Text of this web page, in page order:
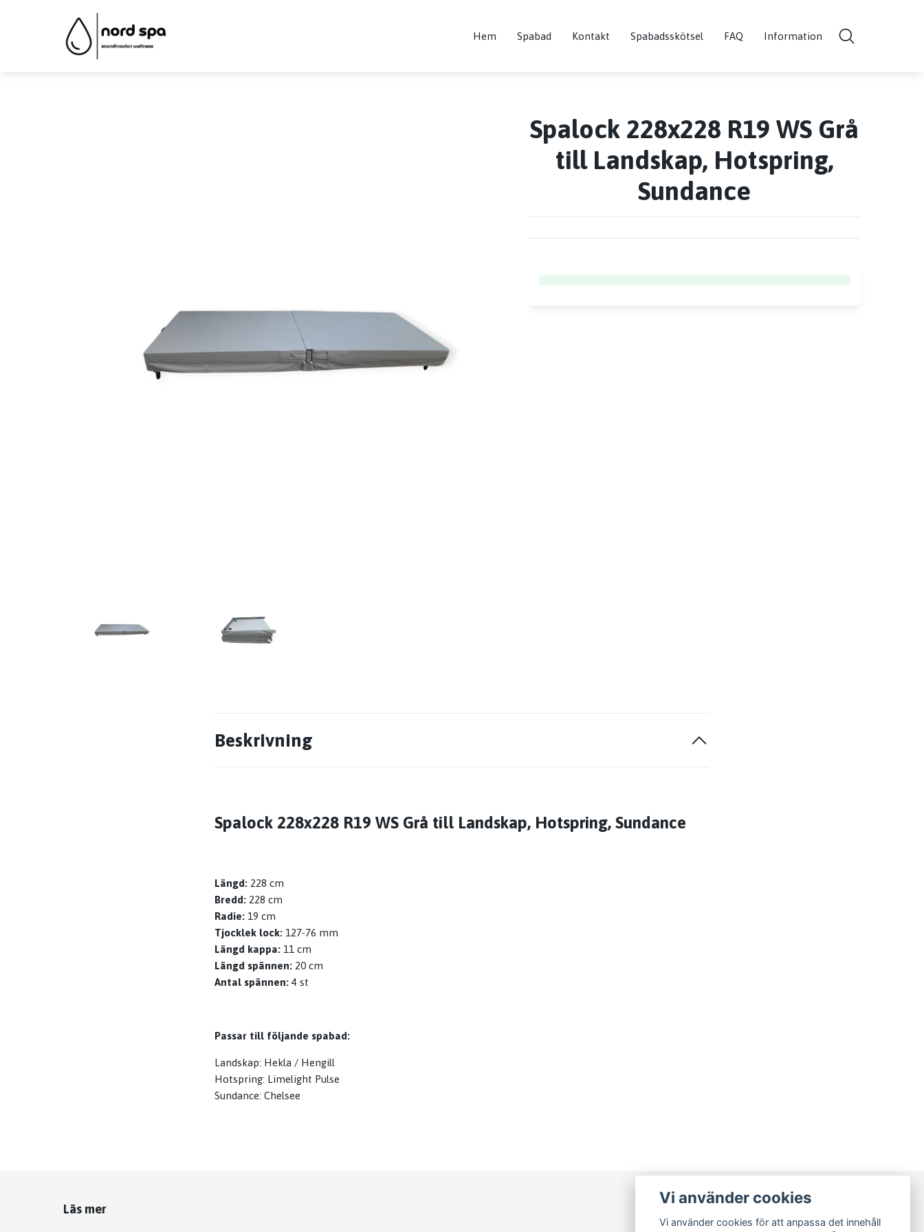
Hem Spabad Kontakt Spabadsskötsel FAQ Information
Spalock 228x228 R19 WS Grå
till Landskap, Hotspring,
Sundance
Beskrivning
Spalock 228x228 R19 WS Grå till Landskap, Hotspring, Sundance
Längd: 228 cm
Bredd: 228 cm
Radie: 19 cm
Tjocklek lock: 127-76 mm
Längd kappa: 11 cm
Längd spännen: 20 cm
Antal spännen:4 st
Passar till följande spabad:
Landskap: Hekla / Hengill
Hotspring: Limelight Pulse
Sundance: Chelsee
Läs mer
Vi använder cookies
Vi använder cookies för att anpassa det innehåll